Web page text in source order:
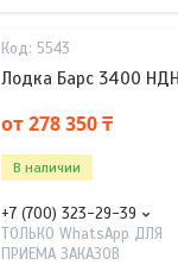
5543
Лодка Барс 3400
от 278 350 ₸
В наличии
+7 (700) 323-29-39
ТОЛЬКО WhatsApp ДЛЯ
ПРИЕМА ЗАКАЗОВ